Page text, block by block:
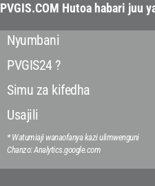
PVGIS.COM Hutoa habari juu
Nyumbani
PVGIS24 ?
Simu za kifedha
Usajili
* Watumiaji wanaofanya kazi ulimwenguni
Chanzo: Analytics.google.com